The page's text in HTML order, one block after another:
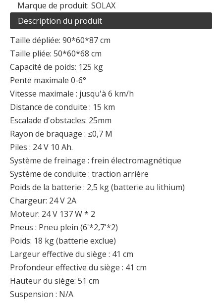
Marque de produit: SOLAX
Description du produit
Taille dépliée: 90*60*87 cm
Taille pliée: 50*60*68 cm
Capacité de poids: 125 kg
Pente maximale 0-6°
Vitesse maximale : jusqu'à 6 km/h
Distance de conduite : 15 km
Escalade d'obstacles: 25mm
Rayon de braquage : ≤0,7 M
Piles : 24 V 10 Ah.
Système de freinage : frein électromagnétique
Système de conduite : traction arrière
Poids de la batterie : 2,5 kg (batterie au lithium)
Chargeur: 24 V 2A
Moteur: 24 V 137 W * 2
Pneus : Pneu plein (6'*2,7'*2)
Poids: 18 kg (batterie exclue)
Largeur effective du siège : 41 cm
Profondeur effective du siège : 41 cm
Hauteur du siège: 51 cm
Suspension : N/A